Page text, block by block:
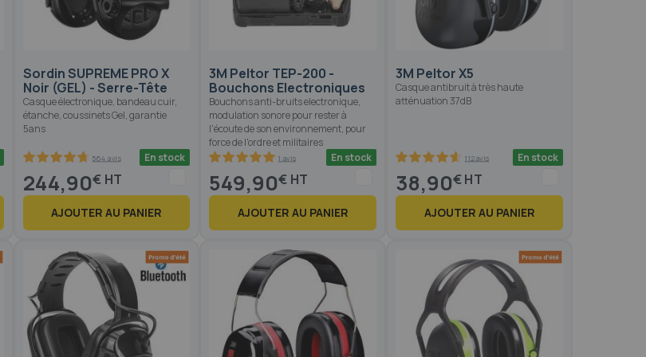
Sordin SUPREME PRO X
Noir (GEL) - Serre-Tête
Casque électronique, bandeau cuir,
étanche, coussinets Gel, garantie
5ans
564 avis En stock
244,90€
AJOUTER AU PANIER
3M Peltor TEP-200 -
Bouchons Electroniques
Bouchons anti-bruits electronique,
modulation sonore pour rester à
l'écoute de son environnement, pour
force de l'ordre et militaires
1 avis En stock
549,90€
AJOUTER AU PANIER
3M Peltor X5
Casque antibruit à très haute
atténuation 37dB
112 avis En stock
38,90€
AJOUTER AU PANIER